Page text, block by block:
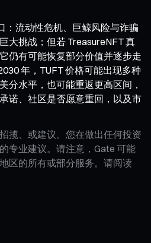
：流动性危机、巨鲸风险与诈骗
大挑战；但若 TreasureNFT 真
仍有可能恢复部分价值并逐步走
年，TUFT 价格可能出现多种
分水平，也可能重返更高区间，
诺、社区是否愿意重回，以及市
揽、或建议。您在做出任何投资
专业建议。请注意，Gate 可能
区的所有或部分服务。请阅读